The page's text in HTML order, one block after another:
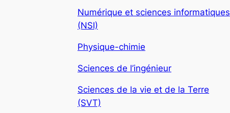
Numérique et sciences informatiques
(NSI)
Physique-chimie
Sciences de l’ingénieur
Sciences de la vie et de la Terre
(SVT)